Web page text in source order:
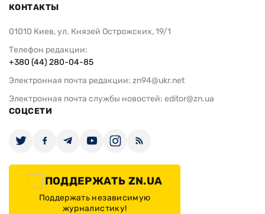
КОНТАКТЫ
01010 Киев, ул. Князей Острожских, 19/1
Телефон редакции:
+380 (44) 280-04-85
Электронная почта редакции: zn94@ukr.net
Электронная почта службы новостей: editor@zn.ua
СОЦСЕТИ
ПОДДЕРЖАТЬ ZN.UA
Поддержать независимую
журналистику!